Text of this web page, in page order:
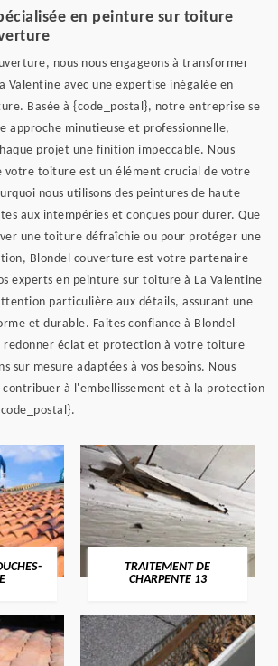
en peinture sur toiture
nous nous engageons à transformer
Valentine avec une expertise inégalée en
Basée à {code_postal}, notre entreprise se
approche minutieuse et professionnelle,
projet une finition impeccable. Nous
votre toiture est un élément crucial de votre
nous utilisons des peintures de haute
aux intempéries et conçues pour durer. Que
une toiture défraîchie ou pour protéger une
Blondel couverture est votre partenaire
experts en peinture sur toiture à La Valentine
particulière aux détails, assurant une
et durable. Faites confiance à Blondel
redonner éclat et protection à votre toiture
sur mesure adaptées à vos besoins. Nous
contribuer à l'embellissement et à la protection
TRAITEMENT DE
CHARPENTE 13